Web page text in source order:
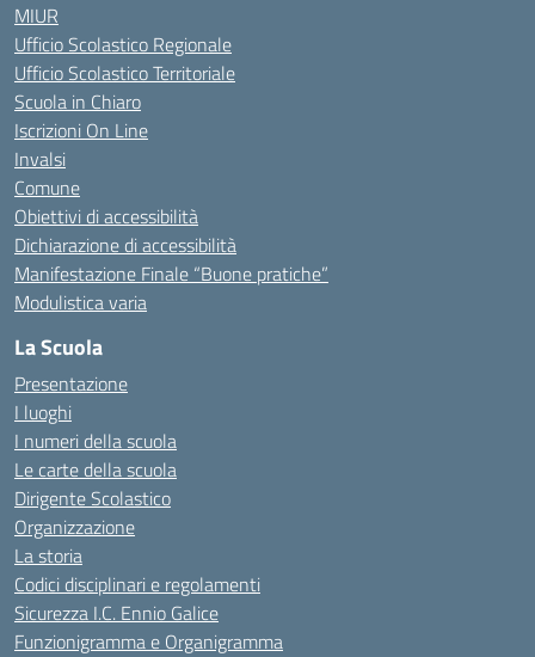
MIUR
Ufficio Scolastico Regionale
Ufficio Scolastico Territoriale
Scuola in Chiaro
Iscrizioni On Line
Invalsi
Comune
Obiettivi di accessibilità
Dichiarazione di accessibilità
Manifestazione Finale “Buone pratiche”
Modulistica varia
La Scuola
Presentazione
I luoghi
I numeri della scuola
Le carte della scuola
Dirigente Scolastico
Organizzazione
La storia
Codici disciplinari e regolamenti
Sicurezza I.C. Ennio Galice
Funzionigramma e Organigramma